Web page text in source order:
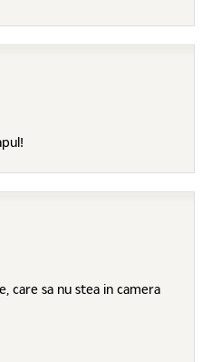
care sa nu stea in camera